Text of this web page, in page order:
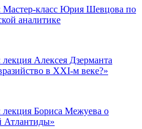
Мастер-класс Юрия Шевцова по
аналитике
Алексея Дзерманта
в XXI-м веке?»
лекция Бориса Межуева о
Атлантиды»